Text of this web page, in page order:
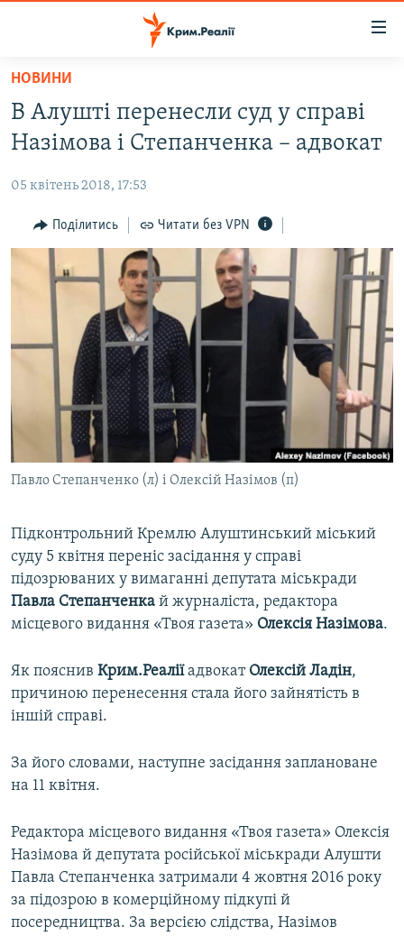
Перейти
основного
матеріалу
до
навігації
Перейти
пошуку
ВОДА.КРИМ
ПОЛІТИКА
БЛОГИ
ПОГЛЯД
ІНТЕРВ'Ю
ВСЕ ЗА ДЕНЬ
СПЕЦПРОЕКТИ
ДЕПОРТАЦІЯ
ВІДЕОУРОКИ «ELIFBE»
СВІДЧЕННЯ ОКУПАЦІЇ
УКРАЇНСЬКА ПРОБЛЕМА КРИМУ
ЯК ОБІЙТИ БЛОКУВАННЯ
Русский
Qırımtatar
Усі сайти RFE/RL
НОВИНИ
В Алушті перенесли суд у справі
Назімова і Степанченка – адвокат
05 квітень 2018, 17:53
Поділитись Читати без VPN
Павло Степанченко (л) і Олексій Назімов (п)
Підконтрольний Кремлю Алуштинський міський
суду 5 квітня переніс засідання у справі
підозрюваних у вимаганні депутата міськради
Павла Степанченка й журналіста, редактора
місцевого видання «Твоя газета» Олексія Назімова.
Як пояснив Крим.Реаліїадвокат Олексій Ладін,
причиною перенесення стала його зайнятість в
іншій справі.
За його словами, наступне засідання заплановане
на 11 квітня.
Редактора місцевого видання «Твоя газета» Олексія
Назімова й депутата російської міськради Алушти
Павла Степанченка затримали 4 жовтня 2016 року
за підозрою в комерційному підкупі й
посередництва. За версією слідства, Назімов